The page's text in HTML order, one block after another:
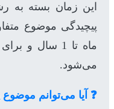
این زمان بسته به
می‌شود.
❓ آیا می‌توانم موضوع